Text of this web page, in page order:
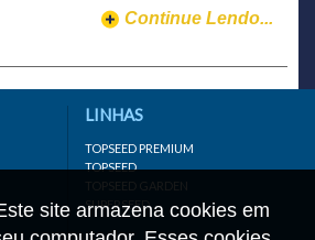
Continue Lendo...
site armazena cookies em
LINHAS
TOPSEED PREMIUM
TOPSEED
TOPSEED GARDEN
SUPERSEED